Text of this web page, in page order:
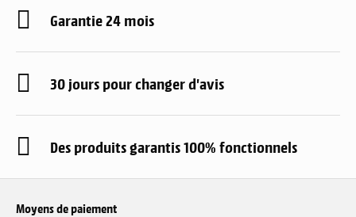
Garantie 24 mois
30 jours pour changer d'avis
Des produits garantis 100% fonctionnels
Moyens de paiement